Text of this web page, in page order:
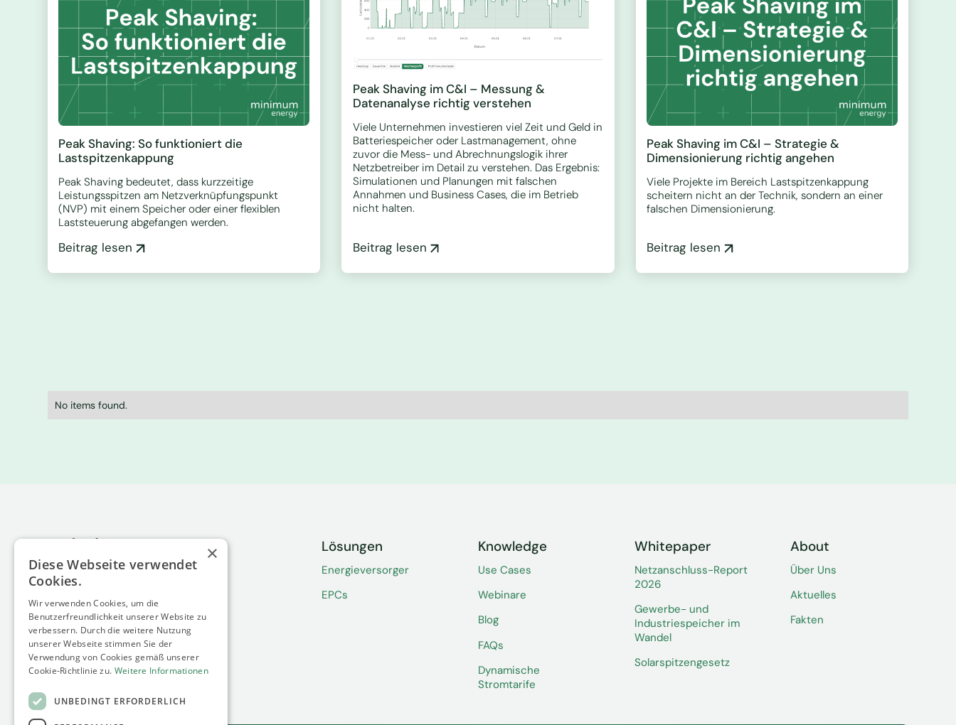
Peak Shaving: So funktioniert die
Lastspitzenkappung
Peak Shaving bedeutet, dass kurzzeitige
Leistungsspitzen am Netzverknüpfungspunkt
(NVP) mit einem Speicher oder einer flexiblen
Laststeuerung abgefangen werden.
Beitrag lesen
Peak Shaving im C&I – Messung &
Datenanalyse richtig verstehen
Viele Unternehmen investieren viel Zeit und Geld in
Batteriespeicher oder Lastmanagement, ohne
zuvor die Mess- und Abrechnungslogik ihrer
Netzbetreiber im Detail zu verstehen. Das Ergebnis:
Simulationen und Planungen mit falschen
Annahmen und Business Cases, die im Betrieb
nicht halten.
Beitrag lesen
Peak Shaving im C&I – Strategie &
Dimensionierung richtig angehen
Viele Projekte im Bereich Lastspitzenkappung
scheitern nicht an der Technik, sondern an einer
falschen Dimensionierung.
Beitrag lesen
No items found.
minimum energy GmbH
Siebengebirgsallee 60
50939 Köln
Germany
Lösungen
Energieversorger
EPCs
Knowledge
Use Cases
Webinare
Blog
FAQs
Dynamische
Stromtarife
Whitepaper
Netzanschluss-Report
2026
Gewerbe- und
Industriespeicher im
Wandel
Solarspitzengesetz
About
Über Uns
Aktuelles
Fakten
×
Diese Webseite verwendet
Cookies.
Wir verwenden Cookies, um die
Benutzerfreundlichkeit unserer Website zu
verbessern. Durch die weitere Nutzung
unserer Webseite stimmen Sie der
Verwendung von Cookies gemäß unserer
Cookie-Richtlinie zu. Weitere Informationen
UNBEDINGT ERFORDERLICH